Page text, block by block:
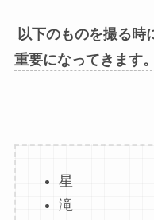
以下のものを撮る時
重要になってきます。
星
滝